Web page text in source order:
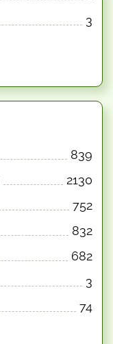
3
839
2130
752
832
682
3
74